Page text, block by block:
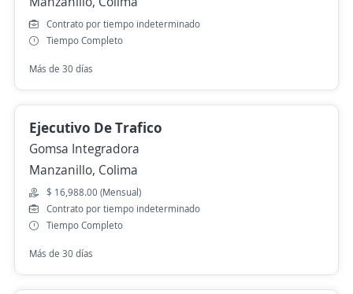
Contrato por tiempo indeterminado
Tiempo Completo
Más de 30 días
Ejecutivo De Trafico
Gomsa Integradora
Manzanillo, Colima
$ 16,988.00 (Mensual)
Contrato por tiempo indeterminado
Tiempo Completo
Más de 30 días